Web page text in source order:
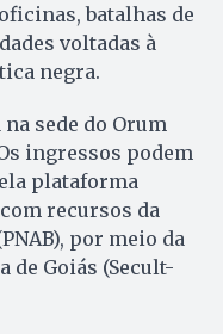
batalhas de
voltadas à
negra.
sede do Orum
ingressos podem
plataforma
recursos da
por meio da
de Goiás (Secult-